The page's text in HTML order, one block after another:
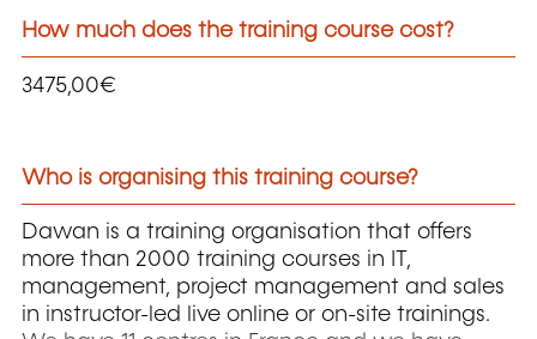
How much does the training course cost?
3475,00€
Who is organising this training course?
Dawan is a training organisation that offers
more than 2000 training courses in IT,
management, project management and sales
in instructor-led live online or on-site trainings.